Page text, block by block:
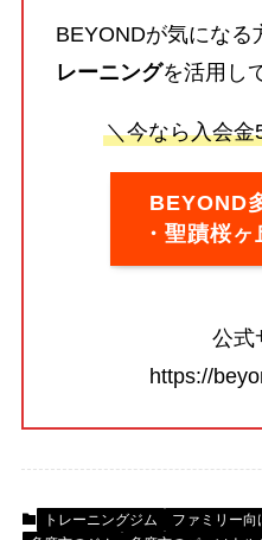
BEYONDが気になる
レーニングを活用し
＼今なら入会金
BEYOND
・聖蹟桜
公式
https://
トレーニングジム ファミリー向